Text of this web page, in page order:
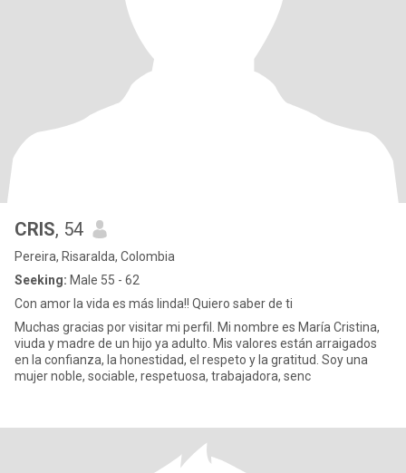
CRIS, 54
Pereira, Risaralda, Colombia
Seeking: Male 55 - 62
Con amor la vida es más linda!! Quiero saber de ti
Muchas gracias por visitar mi perfil. Mi nombre es María Cristina,
viuda y madre de un hijo ya adulto. Mis valores están arraigados
en la confianza, la honestidad, el respeto y la gratitud. Soy una
mujer noble, sociable, respetuosa, trabajadora, senc